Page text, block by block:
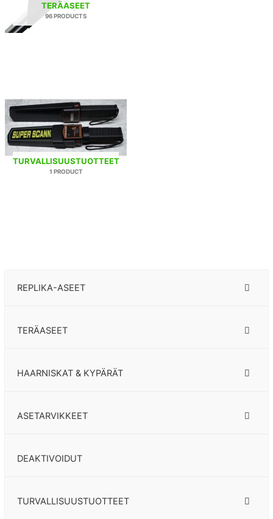
REPLIKA-ASEET
TERÄASEET
HAARNISKAT & KYPÄRÄT
ASETARVIKKEET
DEAKTIVOIDUT
TURVALLISUUSTUOTTEET
TERÄASEET
96 PRODUCTS
TURVALLISUUSTUOTTEET
1 PRODUCT